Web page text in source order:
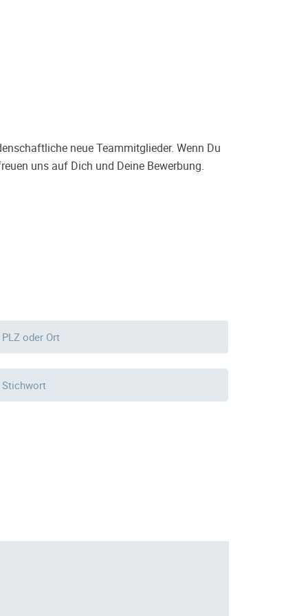
neue Teammitglieder. Wenn Du
uns auf Dich und Deine Bewerbung.